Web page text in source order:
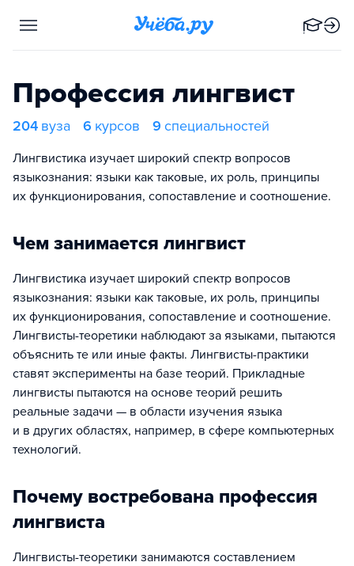
Профессия лингвист
204 вуза 6 курсов 9 специальностей
Лингвистика изучает широкий спектр вопросов
языкознания: языки как таковые, их роль, принципы
их функционирования, сопоставление и соотношение.
Чем занимается лингвист
Лингвистика изучает широкий спектр вопросов
языкознания: языки как таковые, их роль, принципы
их функционирования, сопоставление и соотношение.
Лингвисты-теоретики наблюдают за языками, пытаются
объяснить те или иные факты. Лингвисты-практики
ставят эксперименты на базе теорий. Прикладные
лингвисты пытаются на основе теорий решить
реальные задачи — в области изучения языка
и в других областях, например, в сфере компьютерных
технологий.
Почему востребована профессия
лингвиста
Лингвисты-теоретики занимаются составлением